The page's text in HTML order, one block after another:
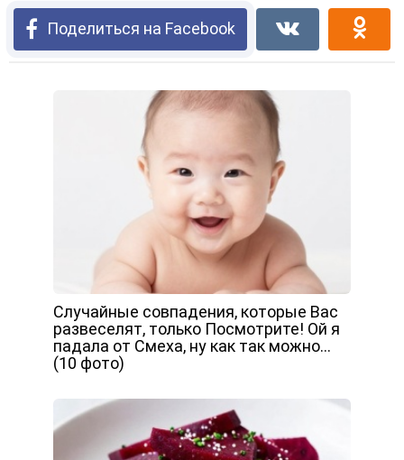
Поделиться на Facebook
Случайные совпадения, которые Вас
развеселят, только Посмотрите! Ой я
падала от Смеха, ну как так можно…
(10 фото)